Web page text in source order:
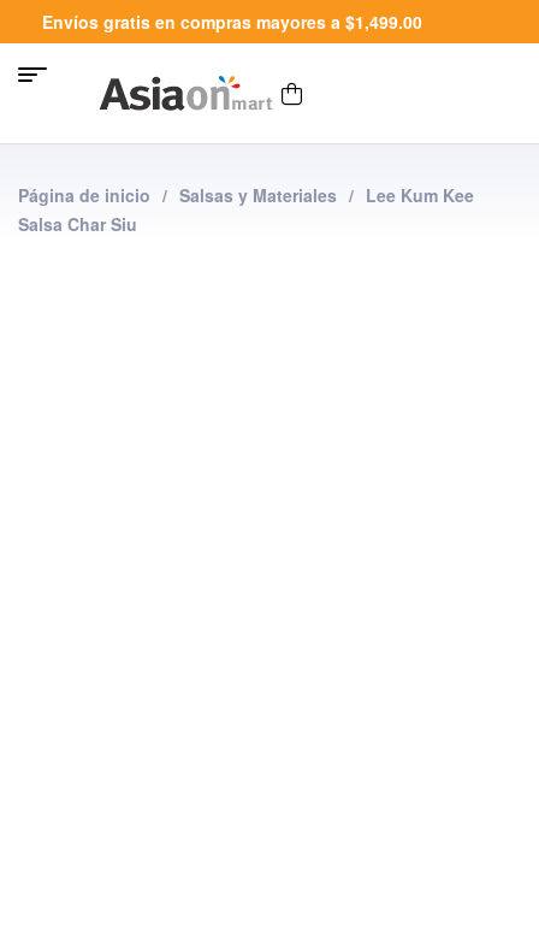
Envíos gratis en compras mayores a $1,499.00
Página de inicio / Salsas y Materiales / Lee Kum Kee
Salsa Char Siu